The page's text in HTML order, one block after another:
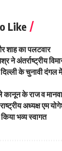
Like
शाह का पलटवार
ने अंतर्राष्ट्रीय
दिल्ली के चुनावी
के राज व
राष्ट्रीय अध्यक्ष
भव्य स्वागत